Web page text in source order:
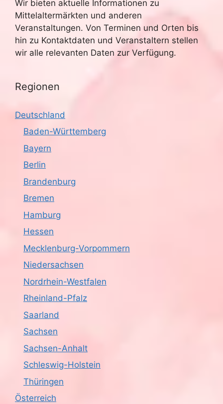
Wir bieten aktuelle Informationen zu
Mittelaltermärkten und anderen
Veranstaltungen. Von Terminen und Orten bis
hin zu Kontaktdaten und Veranstaltern stellen
wir alle relevanten Daten zur Verfügung.
Regionen
Deutschland
Baden-Württemberg
Bayern
Berlin
Brandenburg
Bremen
Hamburg
Hessen
Mecklenburg-Vorpommern
Niedersachsen
Nordrhein-Westfalen
Rheinland-Pfalz
Saarland
Sachsen
Sachsen-Anhalt
Schleswig-Holstein
Thüringen
Österreich